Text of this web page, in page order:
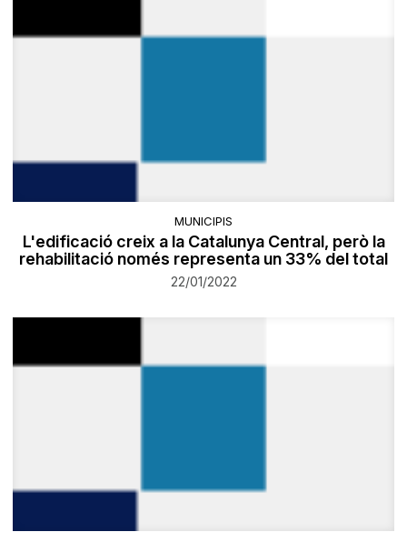
MUNICIPIS
L'edificació creix a la Catalunya Central, però la
rehabilitació només representa un 33% del total
22/01/2022